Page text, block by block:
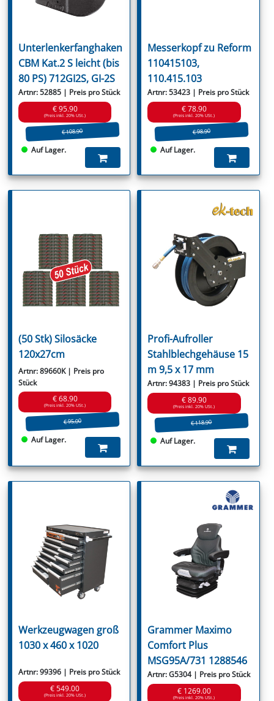
Unterlenkerfanghaken
CBM Kat.2 S leicht (bis
80 PS) 712GI2S, GI-2S
Artnr: 52885 | Preis pro Stück
€ 95.90
(Preis inkl. 20% USt.)
€ 108.90
Auf Lager.
Messerkopf zu Reform
110415103,
110.415.103
Artnr: 53423 | Preis pro Stück
€ 78.90
(Preis inkl. 20% USt.)
€ 98.90
Auf Lager.
(50 Stk) Silosäcke
120x27cm
Artnr: 89660K | Preis pro
Stück
€ 68.90
(Preis inkl. 20% USt.)
€ 95.00
Auf Lager.
Profi-Aufroller
Stahlblechgehäuse 15
m 9,5 x 17 mm
Artnr: 94383 | Preis pro Stück
€ 89.90
(Preis inkl. 20% USt.)
€ 118.90
Auf Lager.
Werkzeugwagen groß
1030 x 460 x 1020
Artnr: 99396 | Preis pro Stück
€ 549.00
(Preis inkl. 20% USt.)
Grammer Maximo
Comfort Plus
MSG95A/731 1288546
Artnr: G5304 | Preis pro Stück
€ 1269.00
(Preis inkl. 20% USt.)